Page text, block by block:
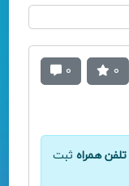
0 0
تلفن همراه ثبت